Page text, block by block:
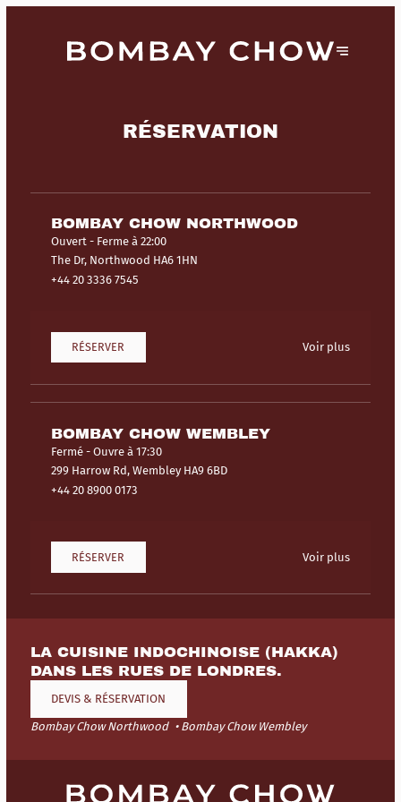
RÉSERVATION
BOMBAY CHOW NORTHWOOD
Ouvert - Ferme à 22:00
The Dr, Northwood HA6 1HN
+44 20 3336 7545
RÉSERVER Voir plus
BOMBAY CHOW WEMBLEY
Fermé - Ouvre à 17:30
299 Harrow Rd, Wembley HA9 6BD
+44 20 8900 0173
RÉSERVER Voir plus
LA CUISINE INDOCHINOISE (HAKKA)
DANS LES RUES DE LONDRES.
DEVIS & RÉSERVATION
Bombay Chow Northwood Bombay Chow Wembley